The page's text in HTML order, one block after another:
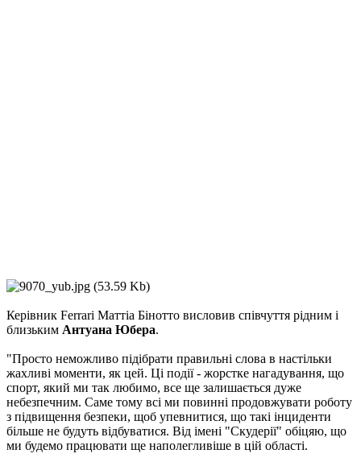
Керівник Ferrari Маттіа Бінотто висловив співчуття рідним і
близьким Антуана Юбера.
"Просто неможливо підібрати правильні слова в настільки
жахливі моменти, як цей. Ці події - жорстке нагадування, що
спорт, який ми так любимо, все ще залишається дуже
небезпечним. Саме тому всі ми повинні продовжувати роботу
з підвищення безпеки, щоб упевнитися, що такі інциденти
більше не будуть відбуватися. Від імені "Скудерії" обіцяю, що
ми будемо працювати ще наполегливіше в цій області.